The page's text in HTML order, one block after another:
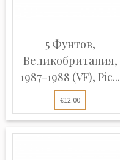
5 Фунтов,
Великобритания,
1987-1988 (VF), Pic...
€12.00